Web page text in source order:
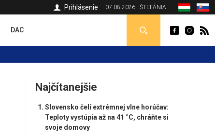
07.08.2026 - ŠTEFÁNIA
Prihlásenie
DAC
Najčítanejšie
Slovensko čelí extrémnej vlne horúčav:
Teploty vystúpia až na 41 °C, chráňte si
svoje domovy